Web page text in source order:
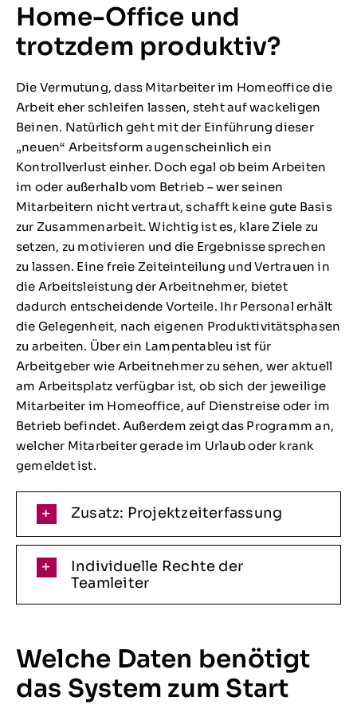
Home-Office und
trotzdem produktiv?
Die Vermutung, dass Mitarbeiter im Homeoffice die
Arbeit eher schleifen lassen, steht auf wackeligen
Beinen. Natürlich geht mit der Einführung dieser
„neuen“ Arbeitsform augenscheinlich ein
Kontrollverlust einher. Doch egal ob beim Arbeiten
im oder außerhalb vom Betrieb – wer seinen
Mitarbeitern nicht vertraut, schafft keine gute Basis
zur Zusammenarbeit. Wichtig ist es, klare Ziele zu
setzen, zu motivieren und die Ergebnisse sprechen
zu lassen. Eine freie Zeiteinteilung und Vertrauen in
die Arbeitsleistung der Arbeitnehmer, bietet
dadurch entscheidende Vorteile. Ihr Personal erhält
die Gelegenheit, nach eigenen Produktivitätsphasen
zu arbeiten. Über ein Lampentableu ist für
Arbeitgeber wie Arbeitnehmer zu sehen, wer aktuell
am Arbeitsplatz verfügbar ist, ob sich der jeweilige
Mitarbeiter im Homeoffice, auf Dienstreise oder im
Betrieb befindet. Außerdem zeigt das Programm an,
welcher Mitarbeiter gerade im Urlaub oder krank
gemeldet ist.
Zusatz: Projektzeiterfassung
Individuelle Rechte der
Teamleiter
Welche Daten benötigt
das System zum Start